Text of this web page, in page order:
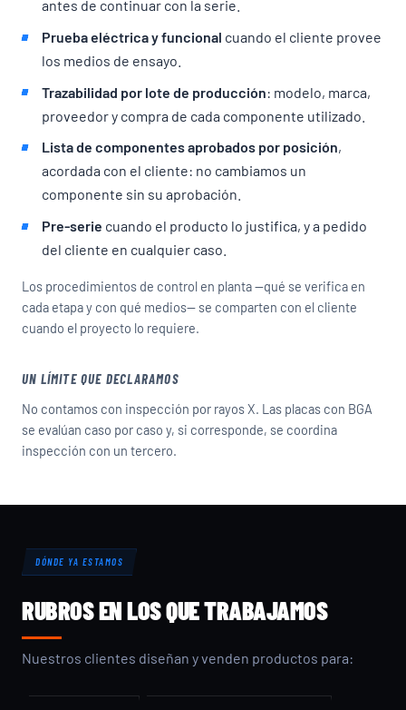
antes de continuar con la serie.
Prueba eléctrica y funcional cuando el cliente provee
los medios de ensayo.
Trazabilidad por lote de producción: modelo, marca,
proveedor y compra de cada componente utilizado.
Lista de componentes aprobados por posición,
acordada con el cliente: no cambiamos un
componente sin su aprobación.
Pre-serie cuando el producto lo justifica, y a pedido
del cliente en cualquier caso.
Los procedimientos de control en planta —qué se verifica en
cada etapa y con qué medios— se comparten con el cliente
cuando el proyecto lo requiere.
UN LÍMITE QUE DECLARAMOS
No contamos con inspección por rayos X. Las placas con BGA
se evalúan caso por caso y, si corresponde, se coordina
inspección con un tercero.
DÓNDE YA ESTAMOS
RUBROS EN LOS QUE TRABAJAMOS
Nuestros clientes diseñan y venden productos para: